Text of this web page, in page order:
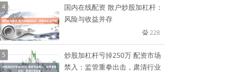
4
国内在线配资 散户炒股加杠杆：
风险与收益并存
228
5
炒股加杠杆亏掉250万 配资市场
禁入：监管重拳出击，肃清行业